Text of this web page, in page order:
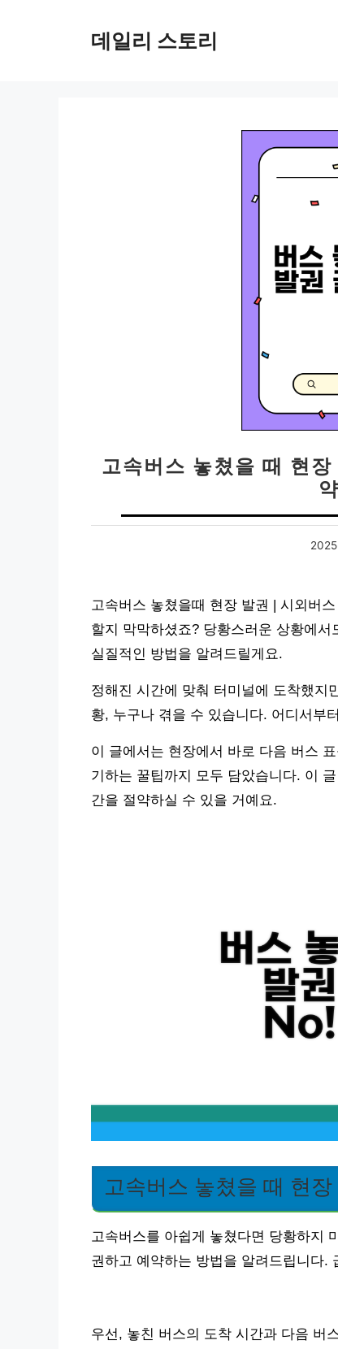
데일리 스토리
고속버스 놓쳤을 때 현
고속버스 놓쳤을때 현장 발권 | 시외버
할지 막막하셨죠? 당황스러운 상황에
실질적인 방법을 알려드릴게요.
정해진 시간에 맞춰 터미널에 도착했지
황, 누구나 겪을 수 있습니다. 어디서부
이 글에서는 현장에서 바로 다음 버스
기하는 꿀팁까지 모두 담았습니다. 이
간을 절약하실 수 있을 거예요.
고속버스 놓쳤을 때 현장
고속버스를 아쉽게 놓쳤다면 당황하지
권하고 예약하는 방법을 알려드립니다.
우선, 놓친 버스의 도착 시간과 다음 버